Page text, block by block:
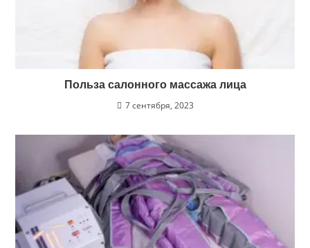
Польза салонного массажа лица
7 сентября, 2023